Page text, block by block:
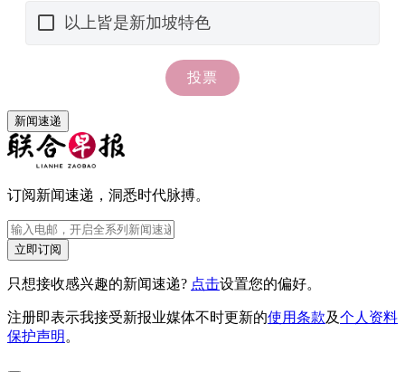
新闻速递
订阅新闻速递，洞悉时代脉搏。
立即订阅
只想接收感兴趣的新闻速递? 点击设置您的偏好。
注册即表示我接受新报业媒体不时更新的使用条款及个人资料
保护声明 。